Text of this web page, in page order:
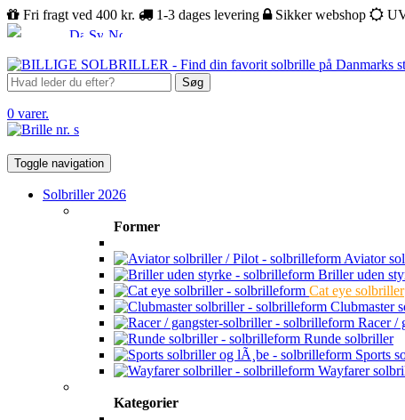
Fri fragt ved 400 kr. 1-3 dages levering Sikker webshop
Søg
0 varer.
Toggle navigation
Solbriller 2026
Former
Aviator
Briller uden
Cat eye solbriller
Clubmaster
Racer /
Runde solbriller
Sports
Wayfarer
Kategorier